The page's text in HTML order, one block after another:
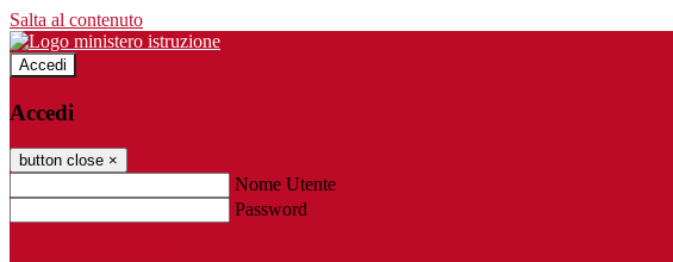
Salta al contenuto
Accedi
Accedi
button close ×
Nome Utente
Password